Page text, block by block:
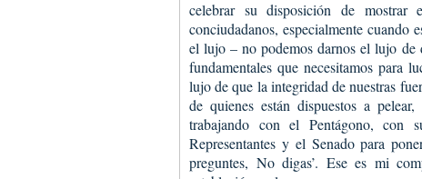
celebrar su disposición de mostrar
conciudadanos, especialmente cuando
el lujo – no podemos darnos el lujo de
fundamentales que necesitamos para
lujo de que la integridad de nuestras
de quienes están dispuestos a
trabajando con el Pentágono, con
Representantes y el Senado para
preguntes, No digas’. Ese es mi